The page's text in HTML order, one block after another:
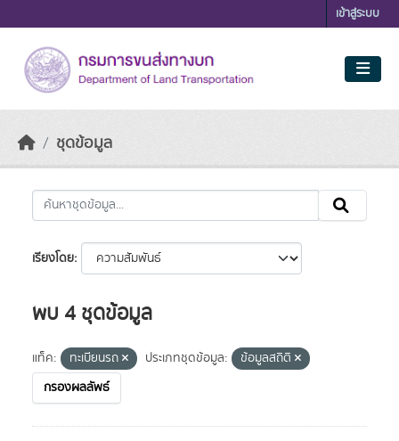
เข้าสู่ระบบ
ชุดข้อมูล
เรียงโดย
พบ 4 ชุดข้อมูล
แท็ค: ทะเบียนรถ ประเภทชุดข้อมูล:
ข้อมูลสถิติ
กรองผลลัพธ์